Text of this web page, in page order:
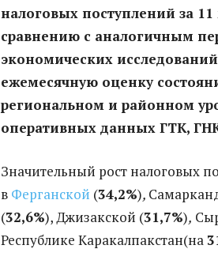
налоговых поступлений за
сравнению с аналогичным
экономических
ежемесячную оценку
региональном и районном
оперативных данных ГТК,
Значительный рост налоговых
в Ферганской (34,2%),
(32,6%), Джизакской (31,7%),
Республике Каракалпакстан(на